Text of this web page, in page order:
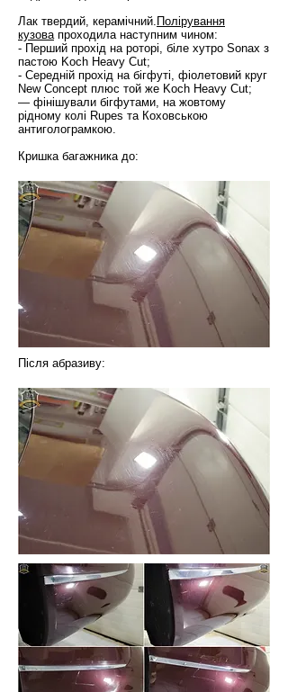
Лак твердий, керамічний. Полірування
кузовапроходила наступним чином:
- Перший прохід на роторі, біле хутро Sonax з
пастою Koch Heavy Cut;
- Середній прохід на бігфуті, фіолетовий круг
New Concept плюс той же Koch Heavy Cut;
— фінішували бігфутами, на жовтому
рідному колі Rupes та Коховською
антиголограмкою.
Кришка багажника до:
Після абразиву: